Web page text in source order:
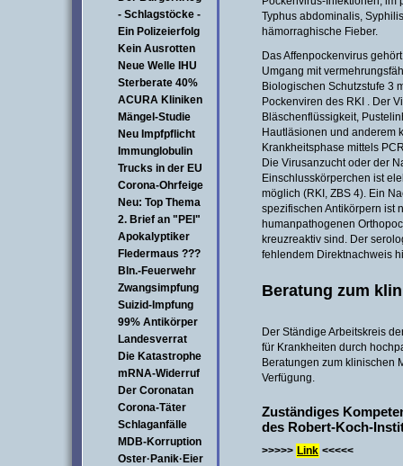
- Schlagstöcke -
Ein Polizeierfolg
Kein Ausrotten
Neue Welle IHU
Sterberate 40%
ACURA Kliniken
Mängel-Studie
Neu Impfpflicht
Immunglobulin
Trucks in der EU
Corona-Ohrfeige
Neu: Top Thema
2. Brief an "PEI"
Apokalyptiker
Fledermaus ???
Bln.-Feuerwehr
Zwangsimpfung
Suizid-Impfung
99% Antikörper
Landesverrat
Die Katastrophe
mRNA-Widerruf
Der Coronatan
Corona-Täter
Schlaganfälle
MDB-Korruption
Oster·Panik·Eier
Typhus abdominalis,
hämorraghische Fieber.
Das Affenpockenvirus
Umgang mit
Biologischen Schutzstufe 3
Pockenviren des RKI . Der
Bläschenflüssigkeit,
Hautläsionen und anderem
Krankheitsphase mittels
Die Virusanzucht oder der
Einschlusskörperchen ist
möglich (RKI, ZBS 4). Ein
spezifischen Antikörpern ist
humanpathogenen
kreuzreaktiv sind. Der
fehlendem Direktnachweis
Beratung zum
Der Ständige Arbeitskreis
für Krankheiten durch
Beratungen zum klinischen
Verfügung.
Zuständiges
des Robert-Koch-
>>>>> Link <<<<<